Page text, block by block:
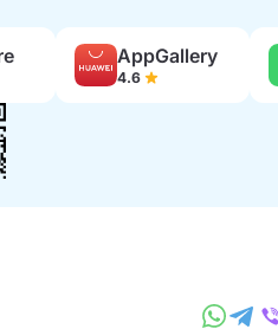
AppGallery
4.6